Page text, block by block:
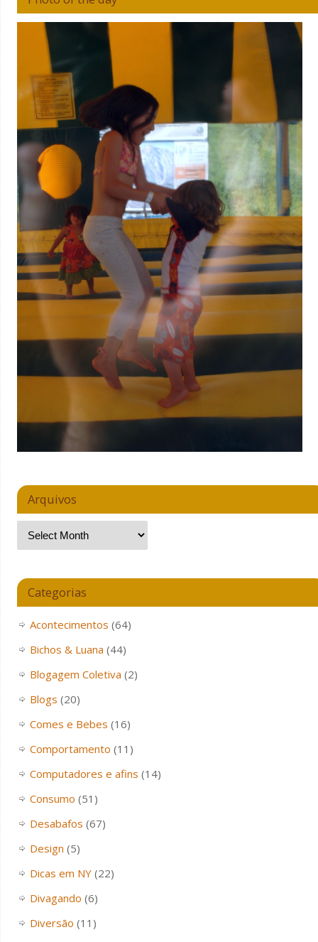
Arquivos
Categorias
Acontecimentos (64)
Bichos & Luana (44)
Blogagem Coletiva (2)
Blogs (20)
Comes e Bebes (16)
Comportamento (11)
Computadores e afins (14)
Consumo (51)
Desabafos (67)
Design (5)
Dicas em NY(22)
Divagando (6)
Diversão (11)